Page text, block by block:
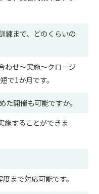
練まで、どのくらいの
わせ～実施～クロージ
で1か月です。
開催も可能ですか。
施することができま
まで対応可能です。